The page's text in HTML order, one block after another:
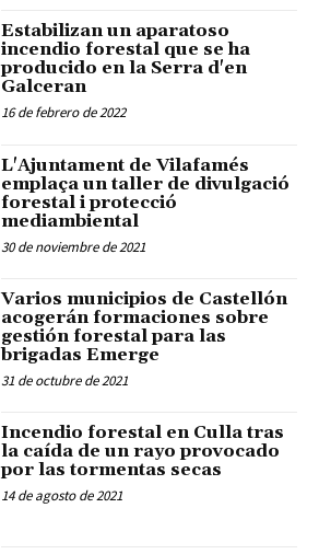
Estabilizan un aparatoso
incendio forestal que se ha
producido en la Serra d'en
Galceran
16 de febrero de 2022
L'Ajuntament de Vilafamés
emplaça un taller de divulgació
forestal i protecció
mediambiental
30 de noviembre de 2021
Varios municipios de Castellón
acogerán formaciones sobre
gestión forestal para las
brigadas Emerge
31 de octubre de 2021
Incendio forestal en Culla tras
la caída de un rayo provocado
por las tormentas secas
14 de agosto de 2021